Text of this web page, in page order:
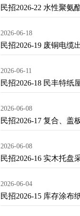
民招2026-22 水性聚氨
2026-06-18
民招2026-19 废铜电缆
2026-06-11
民招2026-18 民丰特纸
2026-06-08
民招2026-17 复合、盖
2026-06-08
民招2026-16 实木托盘
2026-06-04
民招2026-15 库存涂布